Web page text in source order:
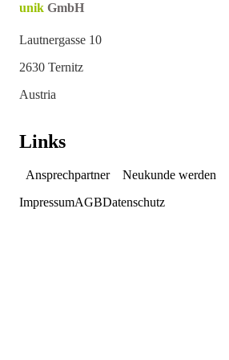
unik GmbH
Lautnergasse 10
2630 Ternitz
Austria
Links
Ansprechpartner Neukunde werden
ImpressumAGBDatenschutz